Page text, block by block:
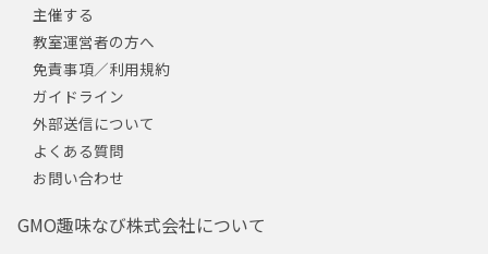
主催する
教室運営者の方へ
免責事項／利用規約
ガイドライン
外部送信について
よくある質問
お問い合わせ
GMO趣味なび株式会社について